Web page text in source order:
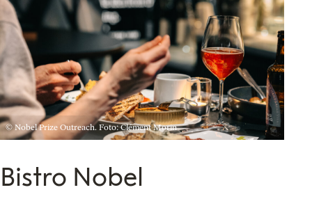
© Nobel Prize Outreach. Foto: Clément Morin
Bistro Nobel